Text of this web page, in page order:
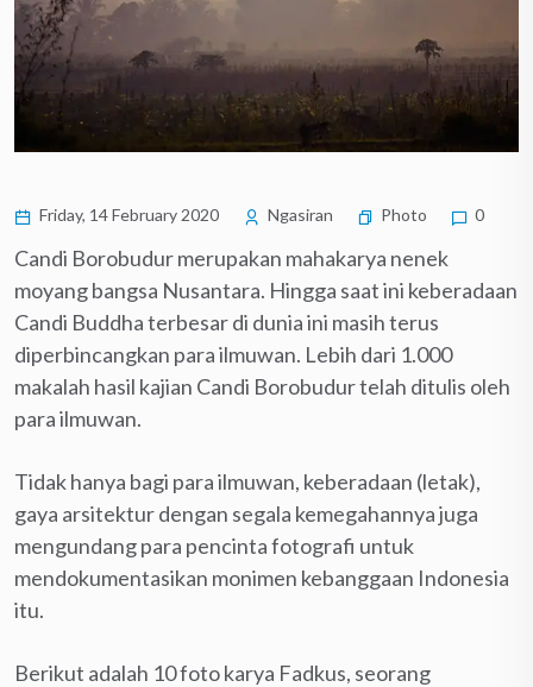
Friday, 14 February 2020 Ngasiran Photo 0
Candi Borobudur merupakan mahakarya nenek
moyang bangsa Nusantara. Hingga saat ini keberadaan
Candi Buddha terbesar di dunia ini masih terus
diperbincangkan para ilmuwan. Lebih dari 1.000
makalah hasil kajian Candi Borobudur telah ditulis oleh
para ilmuwan.
Tidak hanya bagi para ilmuwan, keberadaan (letak),
gaya arsitektur dengan segala kemegahannya juga
mengundang para pencinta fotografi untuk
mendokumentasikan monimen kebanggaan Indonesia
itu.
Berikut adalah 10 foto karya Fadkus, seorang